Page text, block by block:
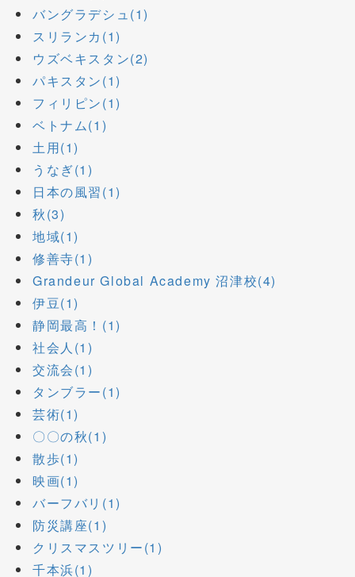
バングラデシュ(1)
スリランカ(1)
ウズベキスタン(2)
パキスタン(1)
フィリピン(1)
ベトナム(1)
土用(1)
うなぎ(1)
日本の風習(1)
秋(3)
地域(1)
修善寺(1)
Grandeur Global Academy 沼津校(4)
伊豆(1)
静岡最高！(1)
社会人(1)
交流会(1)
タンブラー(1)
芸術(1)
〇〇の秋(1)
散歩(1)
映画(1)
バーフバリ(1)
防災講座(1)
クリスマスツリー(1)
千本浜(1)